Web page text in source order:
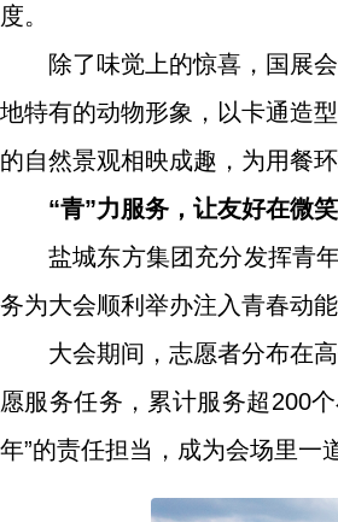
度。
除了味觉上的惊喜，国展
地特有的动物形象，以卡通造
的自然景观相映成趣，为用餐
“青”力服务，让友好在微
盐城东方集团充分发挥青
务为大会顺利举办注入青春动能
大会期间，志愿者分布在
愿服务任务，累计服务超200
年”的责任担当，成为会场里一